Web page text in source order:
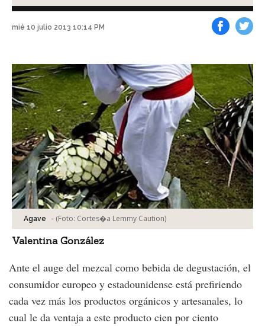
mié 10 julio 2013 10:14 PM
Agave - (Foto: Cortes�a Lemmy Caution)
Valentina González
Ante el auge del mezcal como bebida de degustación, el
consumidor europeo y estadounidense está prefiriendo
cada vez más los productos orgánicos y artesanales, lo
cual le da ventaja a este producto cien por ciento